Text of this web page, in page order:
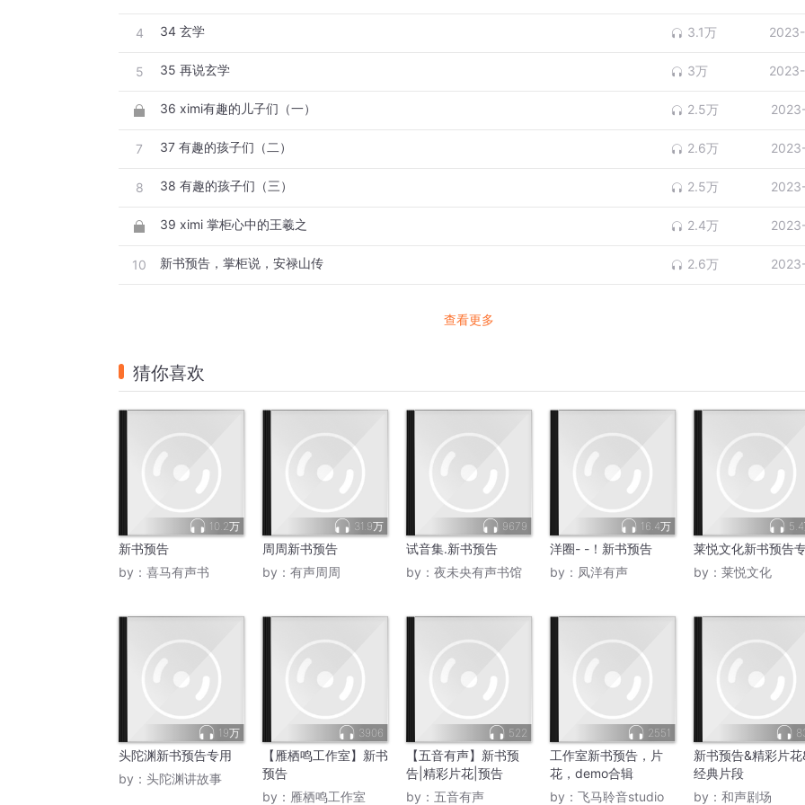
4 34 玄学 3.1万
5 35 再说玄学 3万
36 ximi有趣的儿子们（一） 2.5万
7 37 有趣的孩子们（二） 2.6万
8 38 有趣的孩子们（三） 2.5万
39 ximi 掌柜心中的王羲之 2.4万
10 新书预告，掌柜说，安禄山传 2.6万
查看更多
猜你喜欢
10.2万
新书预告
by： 喜马有声书
31.9万
周周新书预告
by： 有声周周
9679
试音集.新书预告
by： 夜未央有声书馆
16.4万
洋圈- -！新书预告
by： 凤洋有声
莱悦文化新书预告
by： 莱悦文化
19万
头陀渊新书预告专用
by： 头陀渊讲故事
3906
【雁栖鸣工作室】新书
预告
by： 雁栖鸣工作室
522
【五音有声】新书预
告|精彩片花|预告
by： 五音有声
2551
工作室新书预告，片
花，demo合辑
by： 飞马聆音studio
新书预告&精彩片花
经典片段
by： 和声剧场